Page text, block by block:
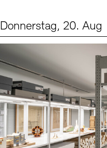
Donnerstag, 20. Aug